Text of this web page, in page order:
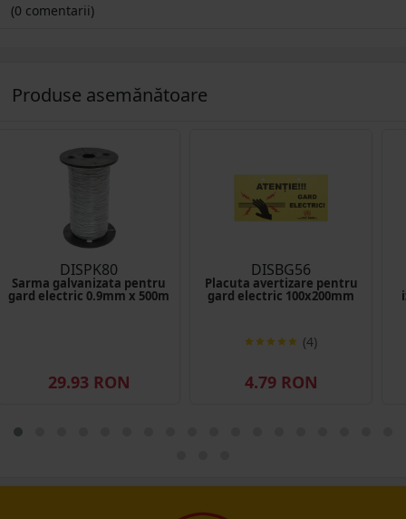
(0 comentarii)
Produse asemănătoare
DISPK80
Sarma galvanizata pentru
gard electric 0.9mm x 500m
29.93 RON
DISBG56
Placuta avertizare pentru
gard electric 100x200mm
(4)
4.79 RON